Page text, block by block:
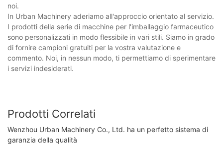
noi.
In Urban Machinery aderiamo all'approccio orientato al servizio.
I prodotti della serie di macchine per l'imballaggio farmaceutico
sono personalizzati in modo flessibile in vari stili. Siamo in grado
di fornire campioni gratuiti per la vostra valutazione e
commento. Noi, in nessun modo, ti permettiamo di sperimentare
i servizi indesiderati.
Prodotti Correlati
Wenzhou Urban Machinery Co., Ltd. ha un perfetto sistema di
garanzia della qualità